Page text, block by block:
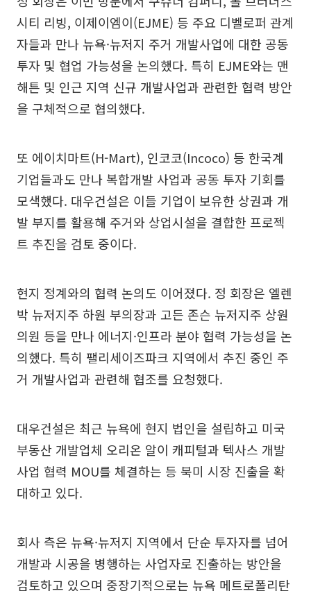
시티 리빙, 이제이엠이(EJME) 등 주요 디벨로퍼 관계
자들과 만나 뉴욕·뉴저지 주거 개발사업에 대한 공동
투자 및 협업 가능성을 논의했다. 특히 EJME와는 맨
해튼 및 인근 지역 신규 개발사업과 관련한 협력 방안
을 구체적으로 협의했다.
또 에이치마트(H-Mart), 인코코(Incoco) 등 한국계
기업들과도 만나 복합개발 사업과 공동 투자 기회를
모색했다. 대우건설은 이들 기업이 보유한 상권과 개
발 부지를 활용해 주거와 상업시설을 결합한 프로젝
트 추진을 검토 중이다.
현지 정계와의 협력 논의도 이어졌다. 정 회장은 엘렌
박 뉴저지주 하원 부의장과 고든 존슨 뉴저지주 상원
의원 등을 만나 에너지·인프라 분야 협력 가능성을 논
의했다. 특히 팰리세이즈파크 지역에서 추진 중인 주
거 개발사업과 관련해 협조를 요청했다.
대우건설은 최근 뉴욕에 현지 법인을 설립하고 미국
부동산 개발업체 오리온 알이 캐피털과 텍사스 개발
사업 협력 MOU를 체결하는 등 북미 시장 진출을 확
대하고 있다.
회사 측은 뉴욕·뉴저지 지역에서 단순 투자자를 넘어
개발과 시공을 병행하는 사업자로 진출하는 방안을
검토하고 있으며 중장기적으로는 뉴욕 메트로폴리탄